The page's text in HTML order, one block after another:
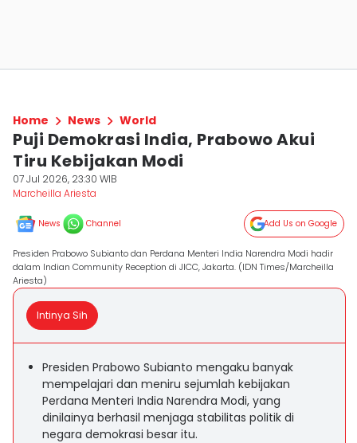
Home News World
Puji Demokrasi India, Prabowo Akui
Tiru Kebijakan Modi
07 Jul 2026, 23:30 WIB
Marcheilla Ariesta
News Channel Add Us on Google
Presiden Prabowo Subianto dan Perdana Menteri India Narendra Modi hadir
dalam Indian Community Reception di JICC, Jakarta. (IDN Times/Marcheilla
Ariesta)
Intinya Sih
Presiden Prabowo Subianto mengaku banyak
mempelajari dan meniru sejumlah kebijakan
Perdana Menteri India Narendra Modi, yang
dinilainya berhasil menjaga stabilitas politik di
negara demokrasi besar itu.